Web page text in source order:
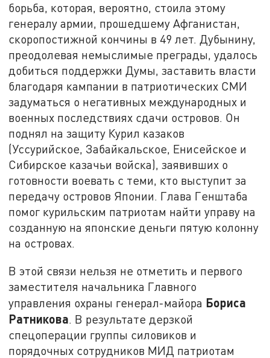
борьба, которая, вероятно, стоила этому
генералу армии, прошедшему Афганистан,
скоропостижной кончины в 49 лет. Дубынину,
преодолевая немыслимые преграды, удалось
добиться поддержки Думы, заставить власти
благодаря кампании в патриотических СМИ
задуматься о негативных международных и
военных последствиях сдачи островов. Он
поднял на защиту Курил казаков
(Уссурийское, Забайкальское, Енисейское и
Сибирское казачьи войска), заявивших о
готовности воевать с теми, кто выступит за
передачу островов Японии. Глава Генштаба
помог курильским патриотам найти управу на
созданную на японские деньги пятую колонну
на островах.
В этой связи нельзя не отметить и первого
заместителя начальника Главного
управления охраны генерал-майора Бориса
Ратникова. В результате дерзкой
спецоперации группы силовиков и
порядочных сотрудников МИД патриотам